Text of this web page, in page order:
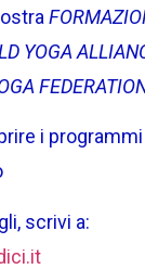
YOGA
i
scrivi a: